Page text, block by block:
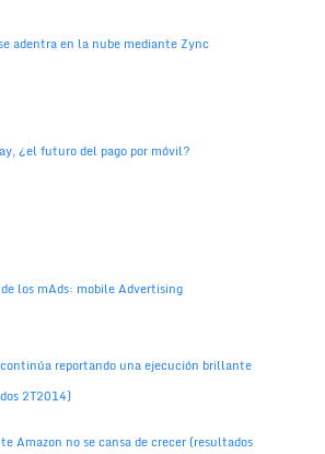
adentra en la nube mediante Zync
¿el futuro del pago por móvil?
los mAds: mobile Advertising
reportando una ejecución brillante
2T2014)
Amazon no se cansa de crecer (resultados